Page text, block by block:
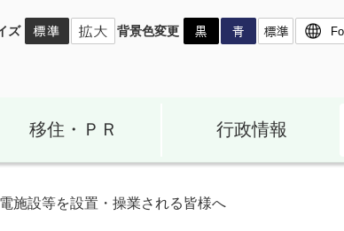
ズ 背景色変更
移住・ＰＲ 行政情報
施設等を設置・操業される皆様へ